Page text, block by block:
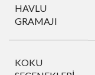
HAVLU
GRAMAJI
KOKU